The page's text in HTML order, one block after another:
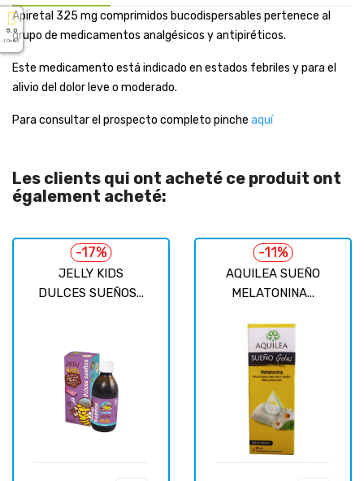
Apiretal 325 mg comprimidos bucodispersables pertenece al
grupo de medicamentos analgésicos y antipiréticos.
Este medicamento está indicado en estados febriles y para el
alivio del dolor leve o moderado.
Para consultar el prospecto completo pinche aquí
Les clients qui ont acheté ce produit ont
également acheté:
JELLY KIDS
DULCES SUEÑOS...
-17%
AQUILEA SUEÑO
MELATONINA...
-11%
5.0
( On 5 )